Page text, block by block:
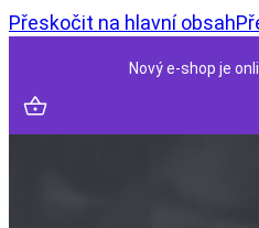
Přeskočit na hlavní obsah
Nový e-shop je